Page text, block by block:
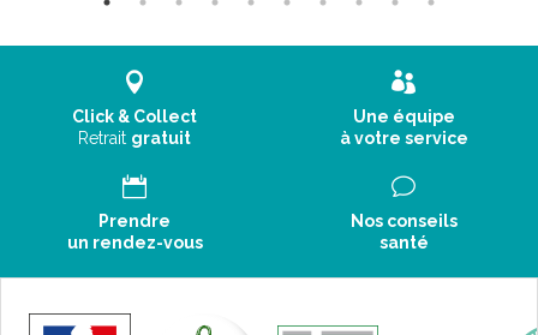
Click & Collect
Retrait gratuit
Une équipe
à votre service
Prendre
un rendez-vous
Nos conseils
santé